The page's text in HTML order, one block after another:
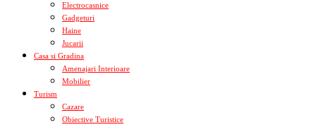
Electrocasnice
Gadgeturi
Haine
Jucarii
Casa si Gradina
Amenajari Interioare
Mobilier
Turism
Cazare
Obiective Turistice